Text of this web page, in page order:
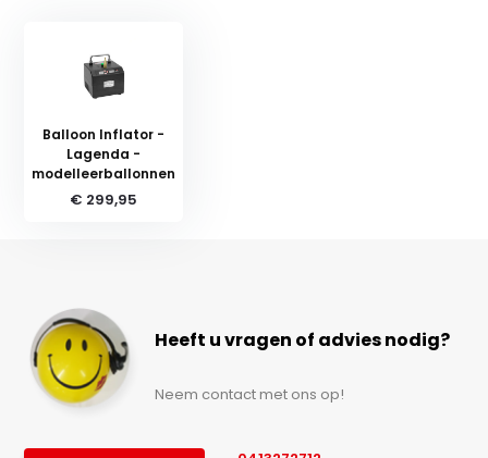
Balloon Inflator -
Lagenda -
modelleerballonnen
€ 299,95
Heeft u vragen of advies nodig?
Neem contact met ons op!